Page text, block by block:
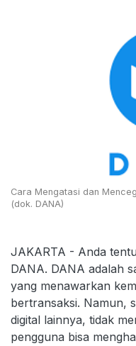
Cara Mengatasi dan
(dok. DANA)
JAKARTA - Anda
DANA. DANA adalah
yang menawarkan
bertransaksi. Namun,
digital lainnya, tidak
pengguna bisa